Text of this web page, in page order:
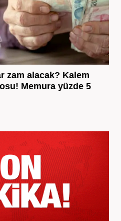
zam alacak? Kalem
Memura yüzde 5